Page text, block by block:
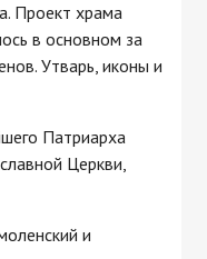
Проект храма
в основном за
Утварь, иконы и
Патриарха
Церкви,
и